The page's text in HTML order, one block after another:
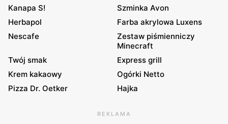
Kanapa S!
Szminka Avon
Herbapol
Farba akrylowa Luxens
Nescafe
Zestaw piśmienniczy
Minecraft
Twój smak
Express grill
Krem kakaowy
Ogórki Netto
Pizza Dr. Oetker
Hajka
REKLAMA